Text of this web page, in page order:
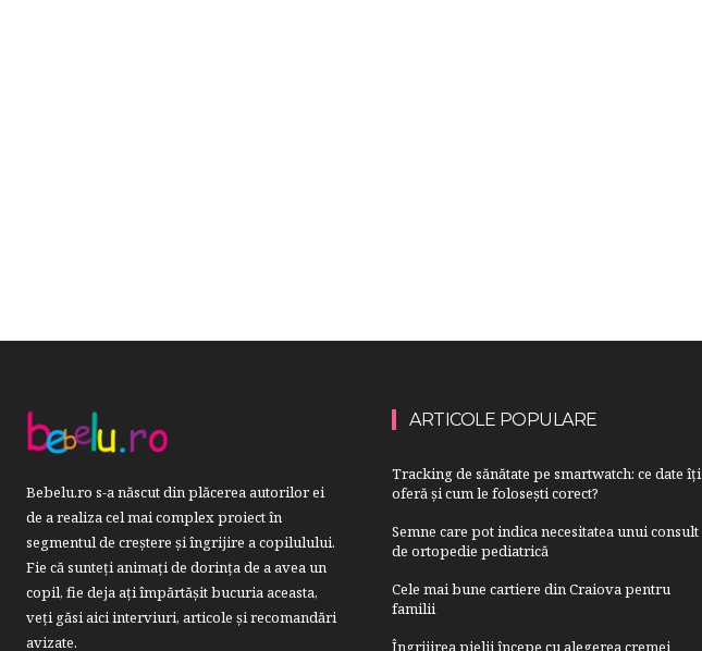
Bebelu.ro s-a născut din plăcerea autorilor ei
de a realiza cel mai complex proiect în
segmentul de creştere şi îngrijire a copilulului.
Fie că sunteţi animaţi de dorinţa de a avea un
copil, fie deja aţi împărtăşit bucuria aceasta,
veți găsi aici interviuri, articole şi recomandări
avizate.
ARTICOLE POPULARE
Tracking de sănătate pe smartwatch: ce date îți
oferă și cum le folosești corect?
Semne care pot indica necesitatea unui consult
de ortopedie pediatrică
Cele mai bune cartiere din Craiova pentru
familii
Îngrijirea pielii începe cu alegerea cremei